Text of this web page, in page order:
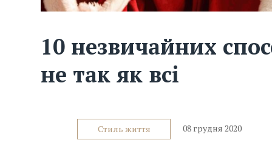
10 незвичайних
не так як всі
Стиль життя 08 грудня 2020